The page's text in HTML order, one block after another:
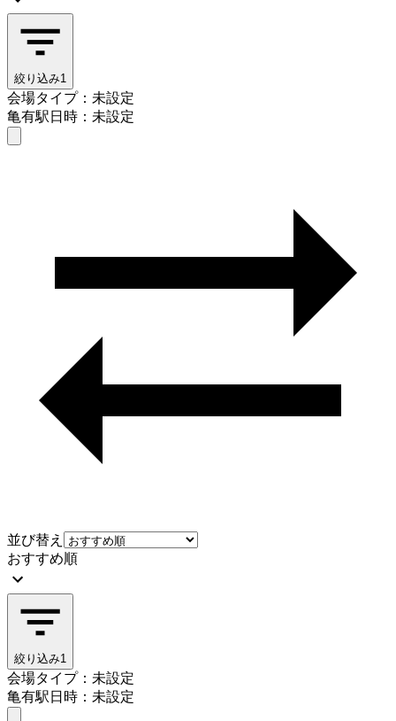
絞り込み1
会場タイプ：未設定
亀有駅日時：未設定
並び替え
おすすめ順
絞り込み1
会場タイプ：未設定
亀有駅日時：未設定